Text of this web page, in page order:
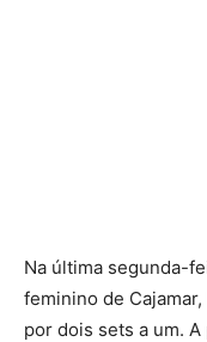
Na última segunda-
feminino de
por dois sets a um.